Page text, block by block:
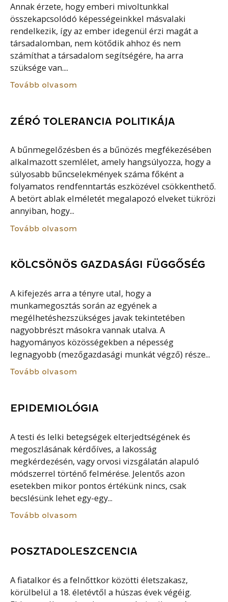
Annak érzete, hogy emberi mivoltunkkal
összekapcsolódó képességeinkkel másvalaki
rendelkezik, így az ember idegenül érzi magát a
társadalomban, nem kötődik ahhoz és nem
számíthat a társadalom segítségére, ha arra
szüksége van....
Tovább olvasom
ZÉRÓ TOLERANCIA POLITIKÁJA
A bűnmegelőzésben és a bűnözés megfékezésében
alkalmazott szemlélet, amely hangsúlyozza, hogy a
súlyosabb bűncselekmények száma főként a
folyamatos rendfenntartás eszközével csökkenthető.
A betört ablak elméletét megalapozó elveket tükrözi
annyiban, hogy...
Tovább olvasom
KÖLCSÖNÖS GAZDASÁGI FÜGGŐSÉG
A kifejezés arra a tényre utal, hogy a
munkamegosztás során az egyének a
megélhetéshezszükséges javak tekintetében
nagyobbrészt másokra vannak utalva. A
hagyományos közösségekben a népesség
legnagyobb (mezőgazdasági munkát végző) része...
Tovább olvasom
EPIDEMIOLÓGIA
A testi és lelki betegségek elterjedtségének és
megoszlásának kérdőíves, a lakosság
megkérdezésén, vagy orvosi vizsgálatán alapuló
módszerrel történő felmérése. Jelentős azon
esetekben mikor pontos értékünk nincs, csak
becslésünk lehet egy-egy...
Tovább olvasom
POSZTADOLESZCENCIA
A fiatalkor és a felnőttkor közötti életszakasz,
körülbelül a 18. életévtől a húszas évek végéig.